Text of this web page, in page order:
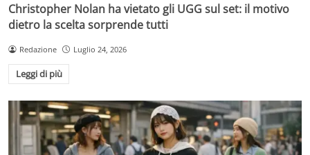
Christopher Nolan ha vietato gli UGG sul set: il motivo
dietro la scelta sorprende tutti
Redazione Luglio 24, 2026
Leggi di più